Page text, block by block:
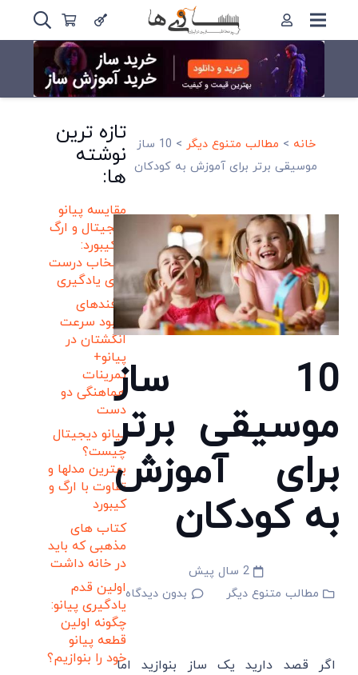
خانه > مطالب متنوع دیگر >
10 ساز
موسیقی برتر برای آموزش به کودکان
10 ساز
موسیقی برتر
برای آموزش
به کودکان
2 سال پیش
مطالب متنوع دیگر
بدون دیدگاه
اگر قصد دارید یک ساز بنوازید اما
تازه ترین
نوشته
ها:
مقایسه پیانو
دیجیتال و ارگ
و کیبورد:
انتخاب درست
برای یادگیری
ترفندهای
بهبود سرعت
انگشتان در
پیانو+
تمرینات
هماهنگی دو
دست
پیانو دیجیتال
چیست؟
بهترین مدلها و
تفاوت با ارگ و
کیبورد
کتاب های
مذهبی که باید
در خانه داشت
اولین قدم
یادگیری پیانو:
چگونه اولین
قطعه پیانو
خود را بنوازیم؟